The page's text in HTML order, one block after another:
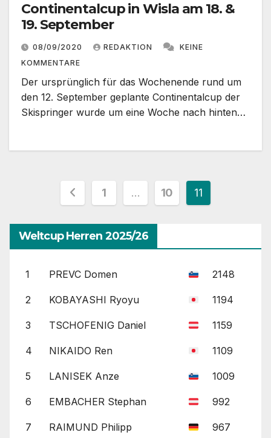
Continentalcup in Wisla am 18. &
19. September
08/09/2020 REDAKTION
KEINE
KOMMENTARE
Der ursprünglich für das Wochenende rund um
den 12. September geplante Continentalcup der
Skispringer wurde um eine Woche nach hinten…
Seitennummerierung
der
Beiträge
1 … 10 11
Weltcup Herren 2025/26
1 PREVC Domen 2148
2 KOBAYASHI Ryoyu 1194
3 TSCHOFENIG Daniel 1159
4 NIKAIDO Ren 1109
5 LANISEK Anze 1009
6 EMBACHER Stephan 992
7 RAIMUND Philipp 967